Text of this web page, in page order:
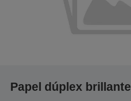
Papel dúplex brillante